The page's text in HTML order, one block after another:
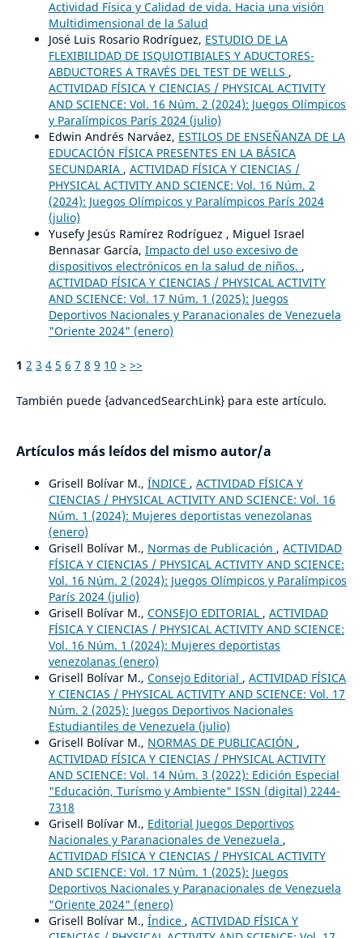
Actividad Física y Calidad de vida. Hacia una visión
Multidimensional de la Salud
José Luis Rosario Rodríguez, ESTUDIO DE LA
FLEXIBILIDAD DE ISQUIOTIBIALES Y ADUCTORES-
ABDUCTORES A TRAVÉS DEL TEST DE WELLS ,
ACTIVIDAD FÍSICA Y CIENCIAS / PHYSICAL ACTIVITY
AND SCIENCE: Vol. 16 Núm. 2 (2024): Juegos Olímpicos
y Paralímpicos París 2024 (julio)
Edwin Andrés Narváez, ESTILOS DE ENSEÑANZA DE LA
EDUCACIÓN FÍSICA PRESENTES EN LA BÁSICA
SECUNDARIA , ACTIVIDAD FÍSICA Y CIENCIAS /
PHYSICAL ACTIVITY AND SCIENCE: Vol. 16 Núm. 2
(2024): Juegos Olímpicos y Paralímpicos París 2024
(julio)
Yusefy Jesús Ramírez Rodríguez , Miguel Israel
Bennasar García, Impacto del uso excesivo de
dispositivos electrónicos en la salud de niños. ,
ACTIVIDAD FÍSICA Y CIENCIAS / PHYSICAL ACTIVITY
AND SCIENCE: Vol. 17 Núm. 1 (2025): Juegos
Deportivos Nacionales y Paranacionales de Venezuela
"Oriente 2024" (enero)
1 2 3 4 5 6 7 8 9 10 > >>
También puede {advancedSearchLink} para este artículo.
Artículos más leídos del mismo autor/a
Grisell Bolívar M., ÍNDICE , ACTIVIDAD FÍSICA Y
CIENCIAS / PHYSICAL ACTIVITY AND SCIENCE: Vol. 16
Núm. 1 (2024): Mujeres deportistas venezolanas
(enero)
Grisell Bolívar M., Normas de Publicación , ACTIVIDAD
FÍSICA Y CIENCIAS / PHYSICAL ACTIVITY AND SCIENCE:
Vol. 16 Núm. 2 (2024): Juegos Olímpicos y Paralímpicos
París 2024 (julio)
Grisell Bolívar M., CONSEJO EDITORIAL , ACTIVIDAD
FÍSICA Y CIENCIAS / PHYSICAL ACTIVITY AND SCIENCE:
Vol. 16 Núm. 1 (2024): Mujeres deportistas
venezolanas (enero)
Grisell Bolívar M., Consejo Editorial , ACTIVIDAD FÍSICA
Y CIENCIAS / PHYSICAL ACTIVITY AND SCIENCE: Vol. 17
Núm. 2 (2025): Juegos Deportivos Nacionales
Estudiantiles de Venezuela (julio)
Grisell Bolívar M., NORMAS DE PUBLICACIÓN ,
ACTIVIDAD FÍSICA Y CIENCIAS / PHYSICAL ACTIVITY
AND SCIENCE: Vol. 14 Núm. 3 (2022): Edición Especial
"Educación, Turísmo y Ambiente" ISSN (digital) 2244-
7318
Grisell Bolívar M., Editorial Juegos Deportivos
Nacionales y Paranacionales de Venezuela ,
ACTIVIDAD FÍSICA Y CIENCIAS / PHYSICAL ACTIVITY
AND SCIENCE: Vol. 17 Núm. 1 (2025): Juegos
Deportivos Nacionales y Paranacionales de Venezuela
"Oriente 2024" (enero)
Grisell Bolívar M., Índice , ACTIVIDAD FÍSICA Y